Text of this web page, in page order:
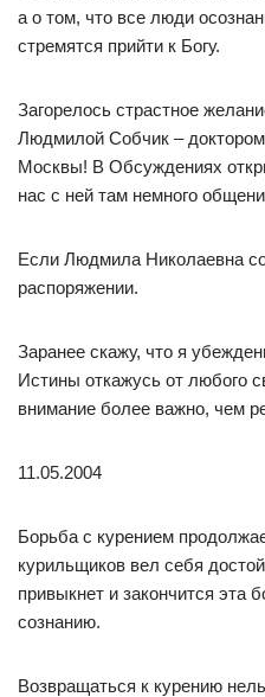
а о том, что все люди
стремятся прийти к Богу.
Загорелось страстное
Людмилой Собчик – доктором
Москвы! В Обсуждениях
нас с ней там немного
Если Людмила Николаевна
распоряжении.
Заранее скажу, что я
Истины откажусь от любого
внимание более важно, чем
11.05.2004
Борьба с курением
курильщиков вел себя
привыкнет и закончится эта
сознанию.
Возвращаться к курению